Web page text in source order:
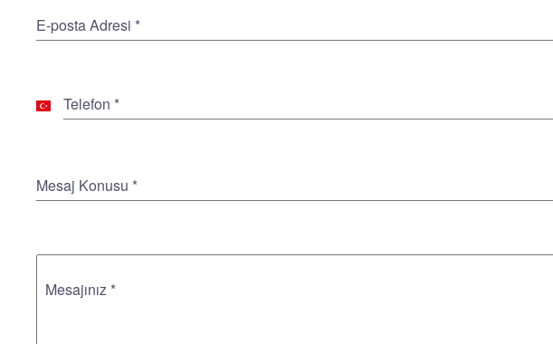
E-posta Adresi *
Telefon *
Turkey
Mesaj Konusu *
Mesajınız *